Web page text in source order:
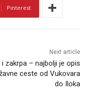
Pinterest
Next article
i zakrpa – najbolji je opis
ceste od Vukovara
do Iloka